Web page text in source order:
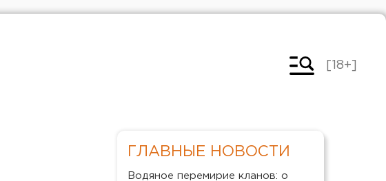
[18+]
ГЛАВНЫЕ НОВОСТИ
Водяное перемирие кланов: о